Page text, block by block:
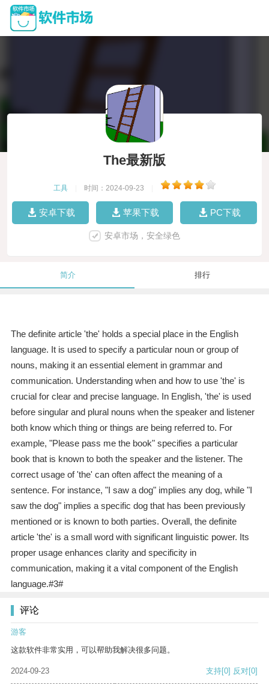
The最新版
工具 时间：2024-09-23
安卓下载 苹果下载 PC下载
安卓市场，安全绿色
简介 排行
The definite article 'the' holds a special place in the English
language. It is used to specify a particular noun or group of
nouns, making it an essential element in grammar and
communication. Understanding when and how to use 'the' is
crucial for clear and precise language. In English, 'the' is used
before singular and plural nouns when the speaker and listener
both know which thing or things are being referred to. For
example, "Please pass me the book" specifies a particular
book that is known to both the speaker and the listener. The
correct usage of 'the' can often affect the meaning of a
sentence. For instance, "I saw a dog" implies any dog, while "I
saw the dog" implies a specific dog that has been previously
mentioned or is known to both parties. Overall, the definite
article 'the' is a small word with significant linguistic power. Its
proper usage enhances clarity and specificity in
communication, making it a vital component of the English
language.#3#
评论
游客
这款软件非常实用，可以帮助我解决很多问题。
2024-09-23 支持[0] 反对[0]